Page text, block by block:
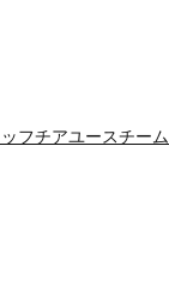
フチアユースチーム